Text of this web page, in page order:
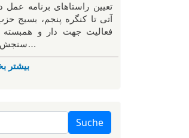
تعیین راستاهای برنامه
آتی تا کنگره پنجم، بسیج
فعالیت جهت دار و همبسته
سنجش با ارائه…
بیشتر